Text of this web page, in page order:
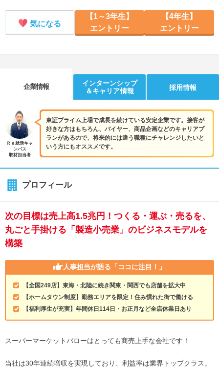
気になる
【1～3年生】
エントリー
【4年生】
エントリー
企業情報
インターンシップ
＆キャリア情報
採用情報
東証プライム上場で成長を続けている安定企業です。接客が
好きな方はもちろん、バイヤー、商品企画などのキャリアプ
ランがあるので、将来的には違う職種にチャレンジしたいと
いう方にもオススメです。
Ｒｅ就活キャ
ンパス
取材担当者
プロフィール
次の目標は売上高1.5兆円！つくる・運ぶ・売るを、
丸ごと手掛ける「製造小売業」のビジネスモデルを
構築
人事担当が語る 「ココに注目！」
【全国249店】東海・北陸に続き関東・関西でも店舗を拡大中
【ホームタウン制度】勤務エリアを限定！住み慣れた街で働ける
【福利厚生が充実】年間休日114日・お正月など全店休業日あり
スーパーマーケットバローはとっても商売上手な会社です！
当社は30年連続増収を実現しており、利益率は業界トップクラス。